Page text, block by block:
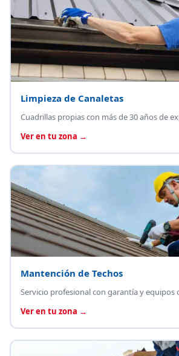
Limpieza de Canaletas
Cuadrillas propias con más de 30 años de
Ver en tu zona →
Mantención de Techos
Servicio profesional con garantía y equipos
Ver en tu zona →